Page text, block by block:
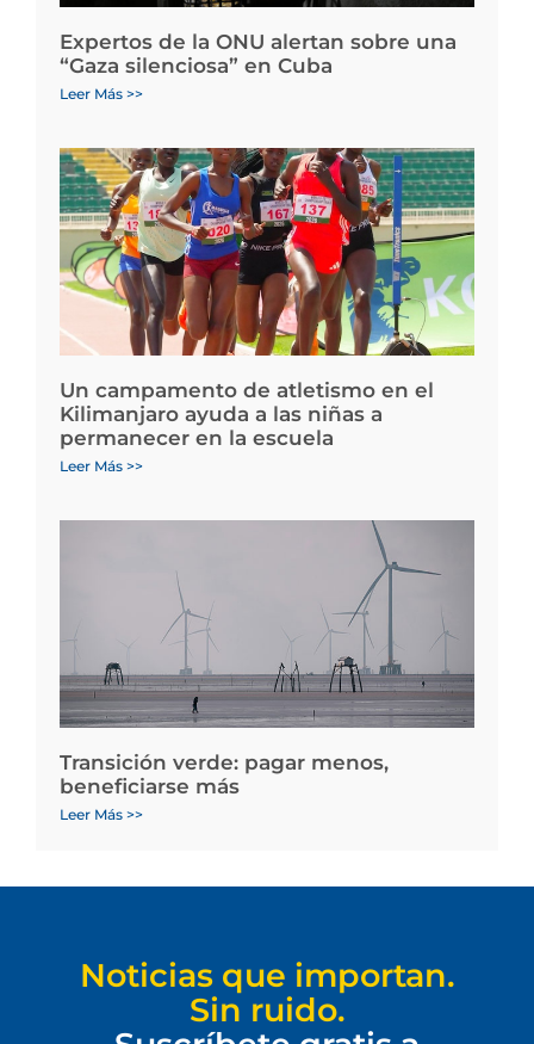
Expertos de la ONU alertan sobre una
“Gaza silenciosa” en Cuba
Leer Más >>
Un campamento de atletismo en el
Kilimanjaro ayuda a las niñas a
permanecer en la escuela
Leer Más >>
Transición verde: pagar menos,
beneficiarse más
Leer Más >>
Noticias que importan.
Sin ruido.